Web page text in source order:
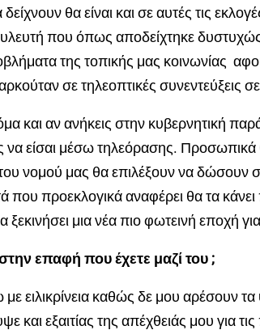
θα είναι και σε αυτές τις
που όπως αποδείχτηκε
της τοπικής μας κοινωνίας
σε τηλεοπτικές συνεντεύξεις
και αν ανήκεις στην κυβερνητική
να είσαι μέσω τηλεόρασης. Προσωπικά
του νομού μας θα επιλέξουν να δώσουν
που προεκλογικά αναφέρει θα τα
ξεκινήσει μια νέα πιο φωτεινή εποχή
επαφή που έχετε μαζί του ;
με ειλικρίνεια καθώς δε μου αρέσουν
και εξαιτίας της απέχθειάς μου για